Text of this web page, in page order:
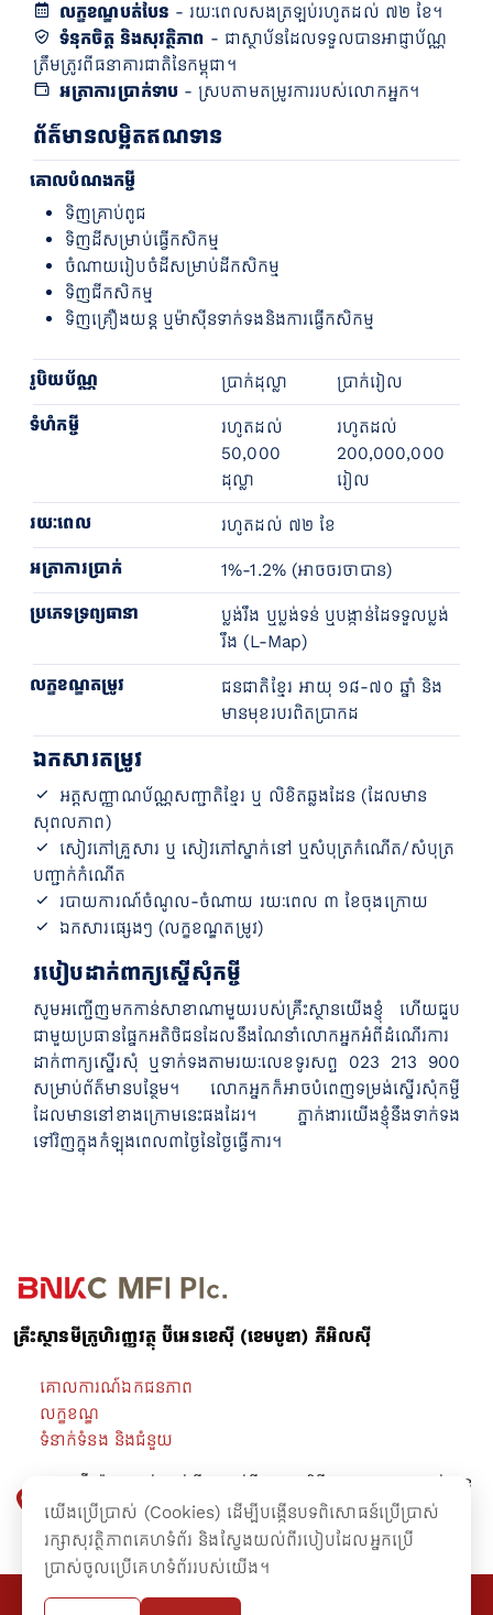
លក្ខខណ្ឌបត់បែន - រយៈពេលសងត្រឡប់រហូតដល់ ៧២ ខែ។
ទំនុកចិត្ត និងសុវត្ថិភាព - ជាស្ថាប័នដែលទទួលបានអាជ្ញាប័ណ្ណ
ត្រឹមត្រូវពីធនាគារជាតិនៃកម្ពុជា។
អត្រាការប្រាក់ទាប - ស្របតាមតម្រូវការរបស់លោកអ្នក។
ព័ត៌មានលម្អិតឥណទាន
គោលបំណងកម្ចី
ទិញគ្រាប់ពូជ
ទិញដីសម្រាប់ធ្វើកសិកម្ម
ចំណាយរៀបចំដីសម្រាប់ដីកសិកម្ម
ទិញជីកសិកម្ម
ទិញគ្រឿងយន្ត ឬម៉ាស៊ីនទាក់ទងនិងការធ្វើកសិកម្ម
រូបិយប័ណ្ណ ប្រាក់ដុល្លា ប្រាក់រៀល
ទំហំកម្ចី
រហូតដល់
50,000
ដុល្លា
រហូតដល់
200,000,000
រៀល
រយៈពេល រហូតដល់ ៧២ ខែ
អត្រាការប្រាក់ 1%-1.2% (អាចចរចាបាន)
ប្រភេទទ្រព្យធានា
ប្លង់រឹង ឬប្លង់ទន់ ឬបង្កាន់ដៃទទួលប្លង់
រឹង (L-Map)
លក្ខខណ្ឌតម្រូវ
ជនជាតិខ្មែរ អាយុ ១៨-៧០ ឆ្នាំ និង
មានមុខរបរពិតប្រាកដ
ឯកសារតម្រូវ
អត្តសញ្ញាណប័ណ្ណសញ្ជាតិខ្មែរ ឬ លិខិតឆ្លងដែន (ដែលមាន
សុពលភាព)
សៀវភៅគ្រួសារ ឬ សៀវភៅស្នាក់នៅ ឬសំបុត្រកំណើត/សំបុត្រ
បញ្ជាក់កំណើត
របាយការណ៍ចំណូល-ចំណាយ រយៈពេល ៣ ខែចុងក្រោយ
ឯកសារផ្សេងៗ (លក្ខខណ្ឌតម្រូវ)
របៀបដាក់ពាក្យស្នើសុំកម្ចី
សូមអញ្ជើញមកកាន់សាខាណាមួយរបស់គ្រឹះស្ថានយើងខ្ញុំ ហើយ​ជួប​
ជាមួយប្រធានផ្នែកអតិថិជនដែល​នឹងណែនាំលោកអ្នកអំពីដំណើរការ
ដាក់​ពាក្យ​ស្នើរសុំ ឬទាក់ទងតាមរយៈលេខទូរសព្ទ 023 213 900
សម្រាប់ព័ត៌មានបន្ថែម។ លោកអ្នកក៏អាចបំពេញទម្រង់ស្នើរសុំកម្ចី
ដែល​មាននៅខាង​ក្រោមនេះផង​ដែរ។ ភ្នាក់ងារយើងខ្ញុំ​នឹងទាក់ទង
ទៅវិញ​ក្នុងកំឡុងពេល៣ថ្ងៃនៃថ្ងៃធ្វើការ។
គ្រឹះស្ថានមីក្រូហិរញ្ញវត្ថុ ប៊ីអេនខេស៊ី (ខេមបូឌា) ភីអិលស៊ី
គោលការណ៍ឯកជនភាព
លក្ខខណ្ឌ
ទំនាក់ទំនង និងជំនួយ
អគារ ប៊ី-រ៉ាយ ជាន់ផ្ទាល់ដី -​ ជាន់ទី៤ មហាវិថីព្រះនរោត្តម សង្កាត់ទន្លេ
បាសាក់ ខណ្ឌចំការមន រាជធានីភ្នំពេញ។
យើងប្រើប្រាស់ (Cookies) ដើម្បីបង្កើនបទពិសោធន៍ប្រើប្រាស់
រក្សាសុវត្ថិភាពគេហទំព័រ និងស្វែងយល់ពីរបៀបដែលអ្នកប្រើ
ប្រាស់ចូលប្រើគេហទំព័ររបស់យើង។